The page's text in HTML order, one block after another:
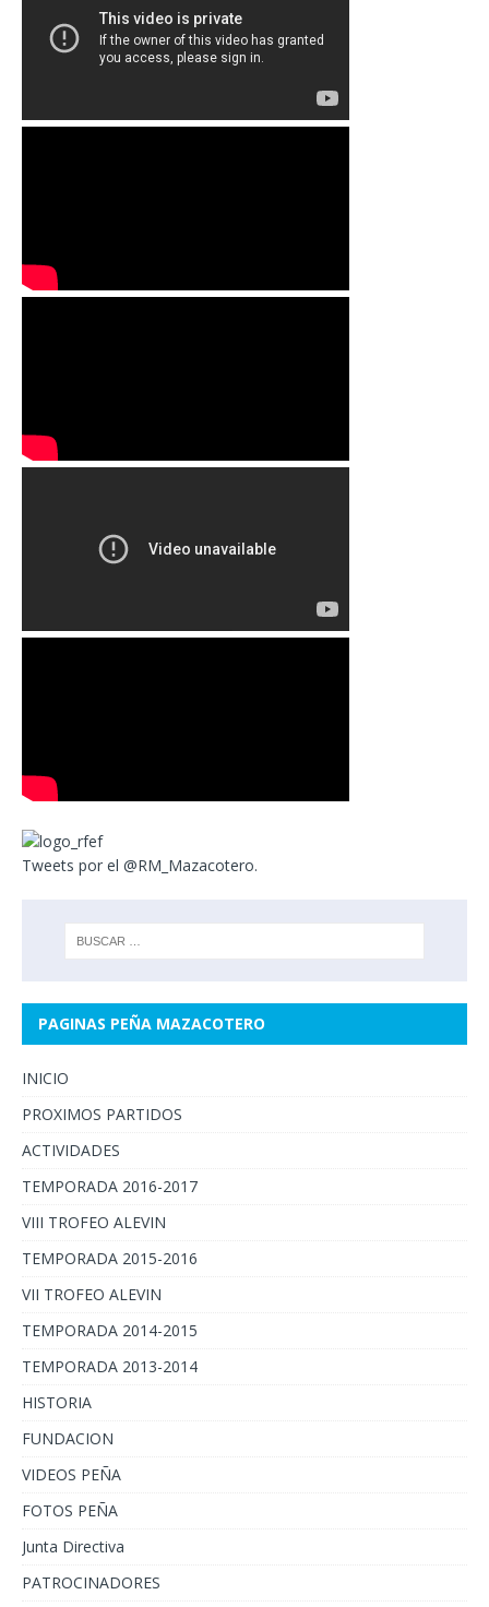
Tweets por el @RM_Mazacotero.
PAGINAS PEÑA MAZACOTERO
INICIO
PROXIMOS PARTIDOS
ACTIVIDADES
TEMPORADA 2016-2017
VIII TROFEO ALEVIN
TEMPORADA 2015-2016
VII TROFEO ALEVIN
TEMPORADA 2014-2015
TEMPORADA 2013-2014
HISTORIA
FUNDACION
VIDEOS PEÑA
FOTOS PEÑA
Junta Directiva
PATROCINADORES